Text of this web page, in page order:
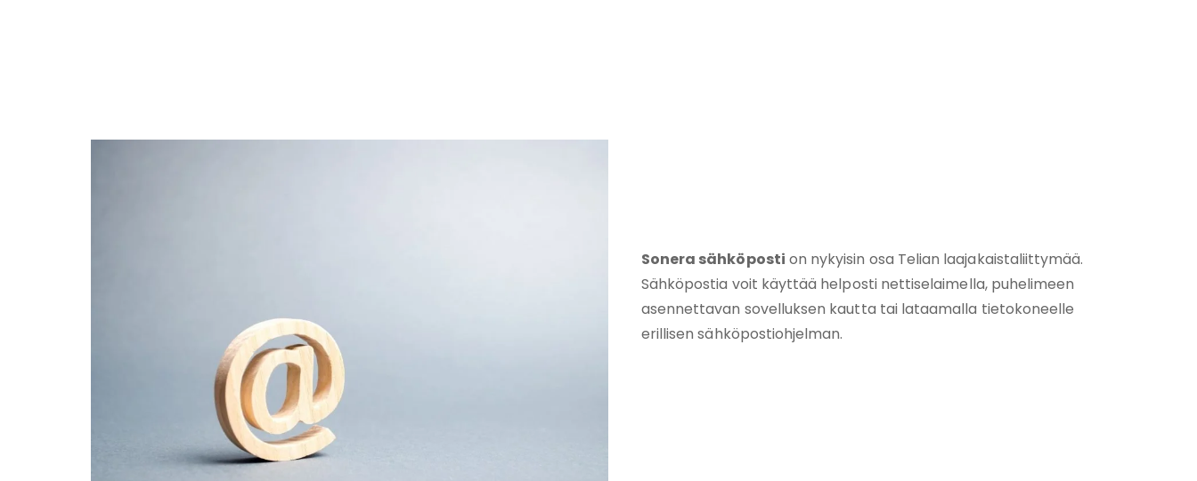
Sonera sähköposti on nykyisin osa Telian laajakaistaliittymää.
Sähköpostia voit käyttää helposti nettiselaimella, puhelimeen
asennettavan sovelluksen kautta tai lataamalla tietokoneelle
erillisen sähköpostiohjelman.